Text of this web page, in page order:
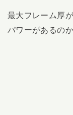
最大フレーム厚
パワーがあるの